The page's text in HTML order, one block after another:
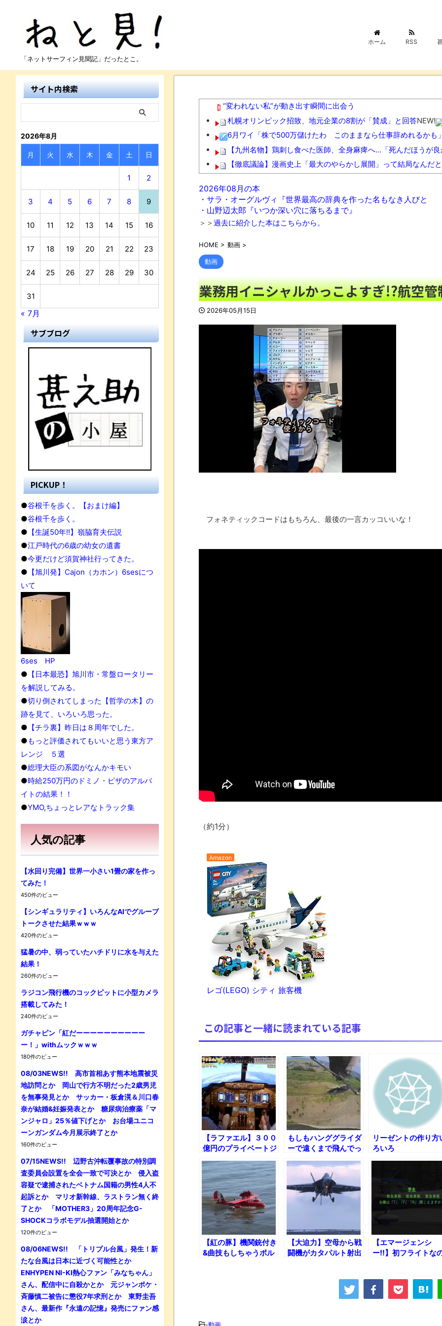
「ネットサーフィン見聞記」だったとこ。
ホーム RSS
“変われない私”が動き出す瞬間に出会う
札幌オリンピック招致、地元企業の8割が「賛成」と回答NEW!
6月ワイ「株で500万儲けたわ このままなら仕事辞めれるかも
【九州名物】鶏刺し食べた医師、全身麻痺へ…「死んだほうが良
【徹底議論】漫画史上「最大のやらかし展開」って結局なんだ
【衝撃】ワイ、保険金2億円と遺産6000万円を相続したら「こう
【動画】DJI Neo2で釣りの自撮りをしようとした男の悲劇（ノ
【朗報】Twitter(X)、転載やヘイターが暴れすぎて収益化が9/7に
終えようと思います」→しかし・・・
【豪快】ある蕎麦屋の店頭サンプルが“誇張しすぎ”だと話題に
【衝撃】韓国で売っている目覚まし時計のデザインが悪夢すぎ
元アイドル「CEOと寝たからセンターが取れた」 裏話を暴露し
ました」と現在はアプデ済み。ほか、8月09日の新着CGまとめ
シカ「ヒマワリ全部喰った」 郡山布引風の高原まつり中止
レトロパソコンに勝手移植の「ギャラガ」「ボスコニアン」「
【戸塚ヨットスクール】「心あるメディアもいる」と反論する
まっぷたつに…日本レトロゲーム協会がゲームソフトCDの劣化
別にどこの誰が一日何時間睡眠だろうがどうでもいいじゃないで
ナナフシモドキと公園へ
8月26日にリメイク完結編「FF7リベレーション」の新映像が
凡庸な悪
お前らの身体の悩み教えてくれ
映画ちいかわ観に行ったので感想を書きます(若干ネタバレあり)
オーストラリアの男性飛行家 太平洋横断飛行
【中国】パトカーの前で好演技www当たり屋やお煽り運転など
「ム、ムリです・・・」メガネ美人ナースに入院中のオレのオナ
ブログお引越しのお知らせ
まるで親子のような子猫とシェパード
【極画像】名古屋の地下鉄wwwwwwwwwwww
全方位青い芝包囲網すぎて色々見失う、新しい仕事観
見ていると！悲しくなってしまう猫の画像の数々！！
Powered by livedoor 相互RSS
2026年08月の本
・サラ・オーグルヴィ『世界最高の辞典を作った名もなき人びと
・山野辺太郎『いつか深い穴に落ちるまで』
＞＞ 過去に紹介した本はこちらから。
HOME > 動画 >
動画
業務用イニシャルかっこよすぎ!?航空
2026年05月15日
フォネティックコードはもちろん、最後の一言カッコいいな！
（約1分）
Amazon
レゴ(LEGO) シティ 旅客機
この記事と一緒に読まれている記事
【ラファエル】３００
億円のプライベートジ
ェット操縦してみた！
もしもハンググライダ
ーで遠くまで飛んでっ
た後、どうやって帰る
のか？
リーゼントの作り方
ろいろ
【紅の豚】機関銃付き
&曲技もしちゃうポル
【大迫力】空母から戦
闘機がカタパルト射出
【エマージェンシ
ー!!】初フライトな
果!!【字幕付き】
サイト内検索
2026年8月
月 火 水 木 金 土 日
1 2
3 4 5 6 7 8 9
10 11 12 13 14 15 16
17 18 19 20 21 22 23
24 25 26 27 28 29 30
31
« 7月
サブブログ
PICKUP！
●谷根千を歩く。【おまけ編】
●谷根千を歩く。
● 【生誕50年!!】嶺脇育夫伝説
●江戸時代の6歳の幼女の遺書
●今更だけど須賀神社行ってきた。
● 【旭川発】Cajon（カホン）6sesにつ
いて
6ses HP
● 【日本最恐】旭川市・常盤ロータリー
を解説してみる。
●切り倒されてしまった【哲学の木】の
跡を見て、いろいろ思った。
● 【チラ裏】昨日は８周年でした。
●もっと評価されてもいいと思う東方ア
レンジ ５選
●総理大臣の系図がなんかキモい
●時給250万円のドミノ・ピザのアルバ
イトの結果！！
●YMO,ちょっとレアなトラック集
人気の記事
【水回り完備】世界一小さい1畳の家を作っ
てみた！
450件のビュー
【シンギュラリティ】いろんなAIでグループ
トークさせた結果ｗｗｗ
420件のビュー
猛暑の中、弱っていたハチドリに水を与えた
結果！
260件のビュー
ラジコン飛行機のコックピットに小型カメラ
搭載してみた！
240件のビュー
ガチャピン「紅だーーーーーーーーーー
ー！」withムックｗｗｗ
180件のビュー
08/03NEWS!! 高市首相あす熊本地震被災
地訪問とか 岡山で行方不明だった2歳男児
を無事発見とか サッカー・板倉滉＆川口春
奈が結婚&妊娠発表とか 糖尿病治療薬「マ
ンジャロ」25％値下げとか お台場ユニコ
ーンガンダム今月展示終了とか
160件のビュー
07/15NEWS!! 辺野古沖転覆事故の特別調
査委員会設置を全会一致で可決とか 侵入盗
容疑で逮捕されたベトナム国籍の男性4人不
起訴とか マリオ新幹線、ラストラン無く終
了とか 「MOTHER3」20周年記念G-
SHOCKコラボモデル抽選開始とか
120件のビュー
08/06NEWS!! 「トリプル台風」発生！新
たな台風は日本に近づく可能性とか
ENHYPEN NI-KI熱心ファン「みなちゃん」
さん、配信中に自殺かとか 元ジャンポケ・
斉藤慎二被告に懲役7年求刑とか 東野圭吾
さん、最新作『永遠の記憶』発売にファン感
涙とか